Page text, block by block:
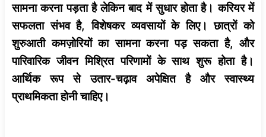
सामना करना पड़ता है लेकिन बाद में सुधार होता है। करियर में
सफलता संभव है, विशेषकर व्यवसायों के लिए। छात्रों को
शुरुआती कमज़ोरियों का सामना करना पड़ सकता है, और
पारिवारिक जीवन मिश्रित परिणामों के साथ शुरू होता है।
आर्थिक रूप से उतार-चढ़ाव अपेक्षित है और स्वास्थ्य
प्राथमिकता होनी चाहिए।